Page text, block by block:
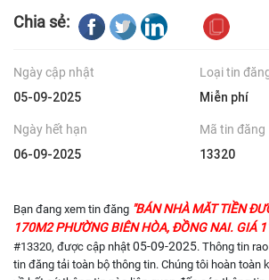
Chia sẻ:
Ngày cập nhật
05-09-2025
Loại tin
Miễn phí
Ngày hết hạn
06-09-2025
Mã tin đăng
13320
Bạn đang xem tin đăng "BÁN NHÀ MĂT TIỀN
170M2 PHƯỜNG BIÊN HÒA, ĐỒNG NAI. GIÁ
#13320, được cập nhật 05-09-2025. Thông tin
tin đăng tải toàn bộ thông tin. Chúng tôi hoàn toàn